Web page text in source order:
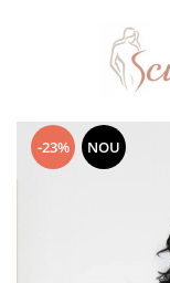
Lenjerie
Body modelator
Chiloti modelatori
-23% NOU